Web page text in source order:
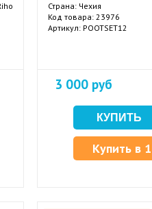
Страна: Чехия
Код товара: 23976
Артикул: POOTSET12
3 000 руб
Купить в